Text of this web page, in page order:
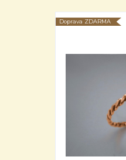
Doprava ZDARMA